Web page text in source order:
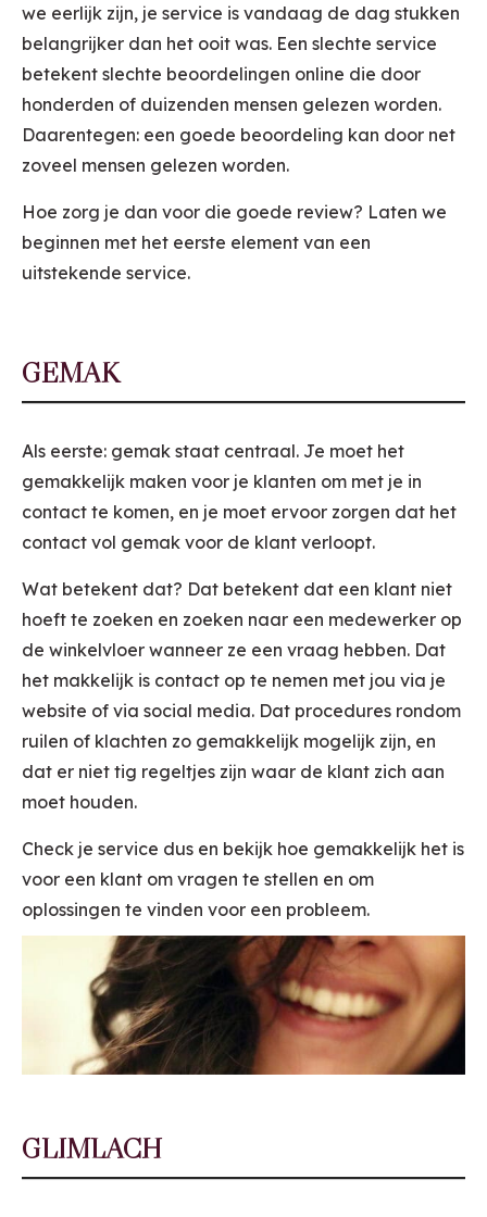
we eerlijk zijn, je service is vandaag de dag stukken
belangrijker dan het ooit was. Een slechte service
betekent slechte beoordelingen online die door
honderden of duizenden mensen gelezen worden.
Daarentegen: een goede beoordeling kan door net
zoveel mensen gelezen worden.
Hoe zorg je dan voor die goede review? Laten we
beginnen met het eerste element van een
uitstekende service.
GEMAK
Als eerste: gemak staat centraal. Je moet het
gemakkelijk maken voor je klanten om met je in
contact te komen, en je moet ervoor zorgen dat het
contact vol gemak voor de klant verloopt.
Wat betekent dat? Dat betekent dat een klant niet
hoeft te zoeken en zoeken naar een medewerker op
de winkelvloer wanneer ze een vraag hebben. Dat
het makkelijk is contact op te nemen met jou via je
website of via social media. Dat procedures rondom
ruilen of klachten zo gemakkelijk mogelijk zijn, en
dat er niet tig regeltjes zijn waar de klant zich aan
moet houden.
Check je service dus en bekijk hoe gemakkelijk het is
voor een klant om vragen te stellen en om
oplossingen te vinden voor een probleem.
GLIMLACH